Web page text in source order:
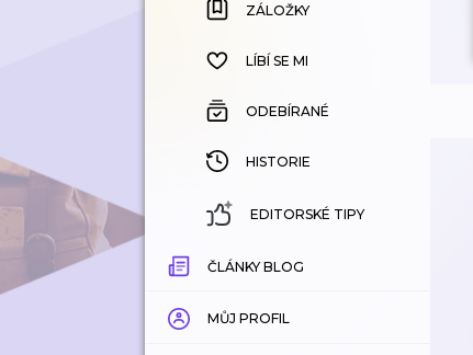
ZÁLOŽKY
HISTORIE
ZÁLOŽKY
LÍBÍ SE MI
ODEBÍRANÉ
HISTORIE
EDITORSKÉ TIPY
ČLÁNKY BLOG
MŮJ PROFIL